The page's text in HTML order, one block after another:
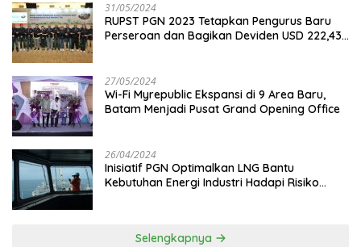
31/05/2024
RUPST PGN 2023 Tetapkan Pengurus Baru
Perseroan dan Bagikan Deviden USD 222,43
27/05/2024
Wi-Fi Myrepublic Ekspansi di 9 Area Baru,
Batam Menjadi Pusat Grand Opening Office
26/04/2024
Inisiatif PGN Optimalkan LNG Bantu
Kebutuhan Energi Industri Hadapi Risiko
Selengkapnya